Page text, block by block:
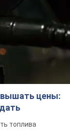
цены:
топлива